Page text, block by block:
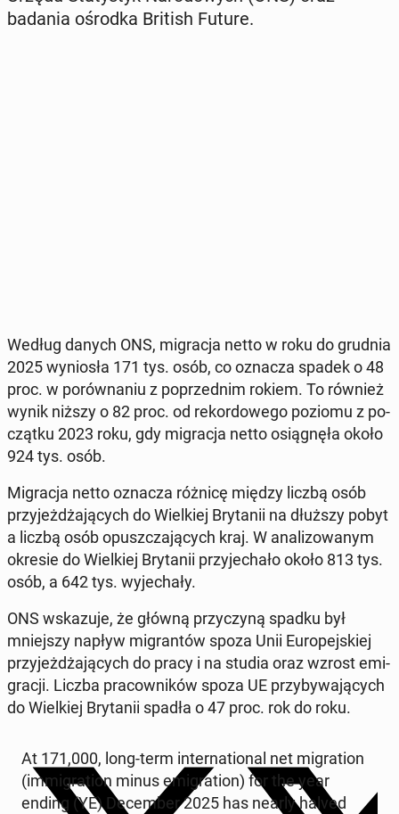
badania ośrodka British Future.
Według danych ONS, mi­gra­cja netto w roku do grudnia
2025 wy­nio­sła 171 tys. osób, co oznacza spadek o 48
proc. w po­rów­na­niu z po­przed­nim rokiem. To również
wynik niższy o 82 proc. od re­kor­do­we­go poziomu z po­
cząt­ku 2023 roku, gdy mi­gra­cja netto osią­gnę­ła około
924 tys. osób.
Mi­gra­cja netto oznacza różnicę między liczbą osób
przy­jeż­dża­ją­cych do Wiel­kiej Bry­ta­nii na dłuższy pobyt
a liczbą osób opusz­cza­ją­cych kraj. W ana­li­zo­wa­nym
okresie do Wiel­kiej Bry­ta­nii przy­je­cha­ło około 813 tys.
osób, a 642 tys. wy­je­cha­ły.
ONS wska­zu­je, że główną przy­czy­ną spadku był
mniej­szy napływ mi­gran­tów spoza Unii Eu­ro­pej­skiej
przy­jeż­dża­ją­cych do pracy i na studia oraz wzrost emi­
gra­cji. Liczba pra­cow­ni­ków spoza UE przy­by­wa­ją­cych
do Wiel­kiej Bry­ta­nii spadła o 47 proc. rok do roku.
At 171,000, long-term in­ter­na­tio­nal net mi­gra­tion
(im­mi­gra­tion minus emi­gra­tion) for the year
ending (YE) De­cem­ber 2025 has nearly halved